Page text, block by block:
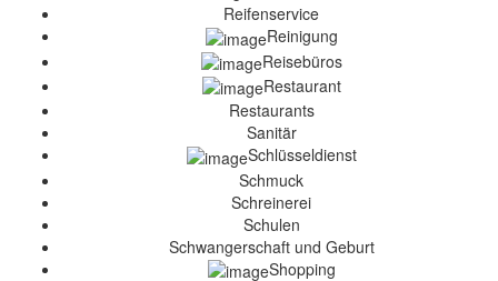
Reifenservice
Reinigung
Reisebüros
Restaurant
Restaurants
Sanitär
Schlüsseldienst
Schmuck
Schreinerei
Schulen
Schwangerschaft und Geburt
Shopping